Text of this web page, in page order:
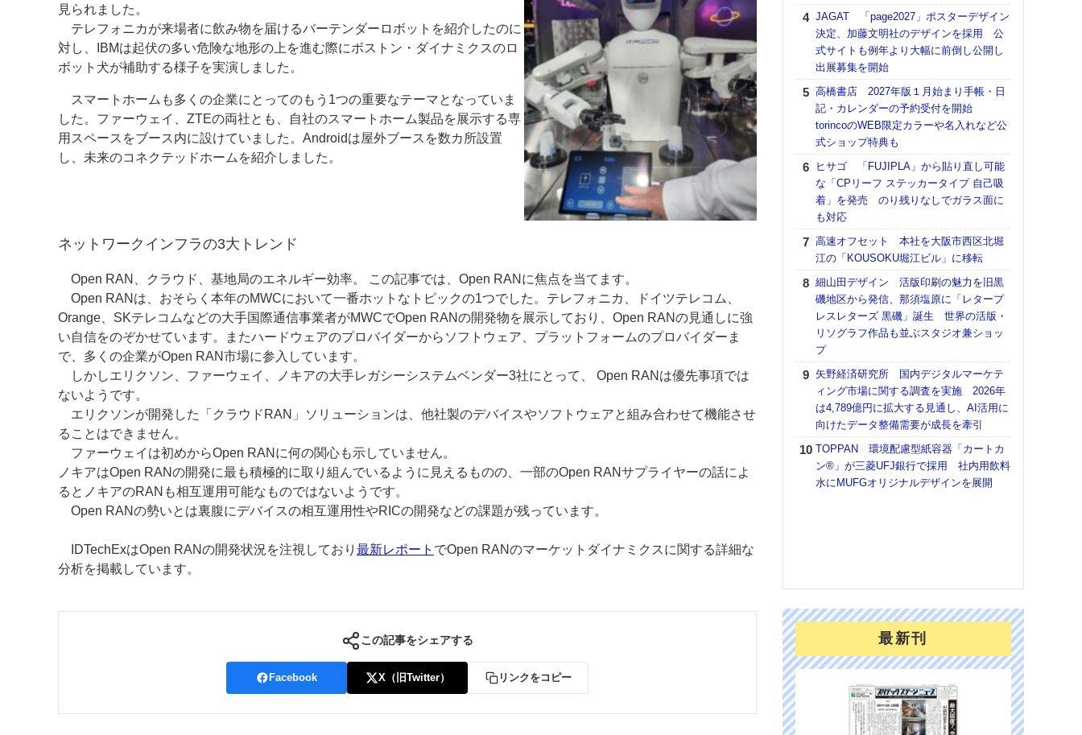
見られました。
テレフォニカが来場者に飲み物を届けるバーテンダーロボットを紹介したのに
対し、IBMは起伏の多い危険な地形の上を進む際にボストン・ダイナミクスのロ
ボット犬が補助する様子を実演しました。
スマートホームも多くの企業にとってのもう1つの重要なテーマとなっていま
した。ファーウェイ、ZTEの両社とも、自社のスマートホーム製品を展示する専
用スペースをブース内に設けていました。Androidは屋外ブースを数カ所設置
し、未来のコネクテッドホームを紹介しました。
ネットワークインフラの3大トレンド
Open RAN、クラウド、基地局のエネルギー効率。 この記事では、Open RANに焦点を当てます。
Open RANは、おそらく本年のMWCにおいて一番ホットなトピックの1つでした。テレフォニカ、ドイツテレコム、
Orange、SKテレコムなどの大手国際通信事業者がMWCでOpen RANの開発物を展示しており、Open RANの見通しに強
い自信をのぞかせています。またハードウェアのプロバイダーからソフトウェア、プラットフォームのプロバイダーま
で、多くの企業がOpen RAN市場に参入しています。
しかしエリクソン、ファーウェイ、ノキアの大手レガシーシステムベンダー3社にとって、 Open RANは優先事項では
ないようです。
エリクソンが開発した「クラウドRAN」ソリューションは、他社製のデバイスやソフトウェアと組み合わせて機能させ
ることはできません。
ファーウェイは初めからOpen RANに何の関心も示していません。
ノキアはOpen RANの開発に最も積極的に取り組んでいるように見えるものの、一部のOpen RANサプライヤーの話によ
るとノキアのRANも相互運用可能なものではないようです。
Open RANの勢いとは裏腹にデバイスの相互運用性やRICの開発などの課題が残っています。
IDTechExはOpen RANの開発状況を注視しており 最新レポート でOpen RANのマーケットダイナミクスに関する詳細な
分析を掲載しています。
この記事をシェアする
Facebook X（旧Twitter） リンクをコピー
JAGAT 「page2027」ポスターデザイン
決定、加藤文明社のデザインを採用 公
式サイトも例年より大幅に前倒し公開し
出展募集を開始
高橋書店 2027年版１月始まり手帳・日
記・カレンダーの予約受付を開始
torincoのWEB限定カラーや名入れなど公
式ショップ特典も
ヒサゴ 「FUJIPLA」から貼り直し可能
な「CPリーフ ステッカータイプ 自己吸
着」を発売 のり残りなしでガラス面に
も対応
高速オフセット 本社を大阪市西区北堀
江の「KOUSOKU堀江ビル」に移転
細山田デザイン 活版印刷の魅力を旧黒
磯地区から発信、那須塩原に「レタープ
レスレターズ 黒磯」誕生 世界の活版・
リソグラフ作品も並ぶスタジオ兼ショッ
プ
矢野経済研究所 国内デジタルマーケテ
ィング市場に関する調査を実施 2026年
は4,789億円に拡大する見通し、AI活用に
向けたデータ整備需要が成長を牽引
TOPPAN 環境配慮型紙容器「カートカ
ン®」が三菱UFJ銀行で採用 社内用飲料
水にMUFGオリジナルデザインを展開
最新刊